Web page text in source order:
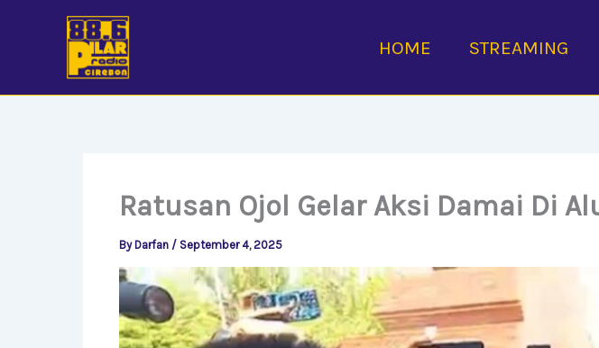
HOME STREAMING
Ratusan Ojol Gelar Aksi Damai Di
By Darfan / September 4, 2025